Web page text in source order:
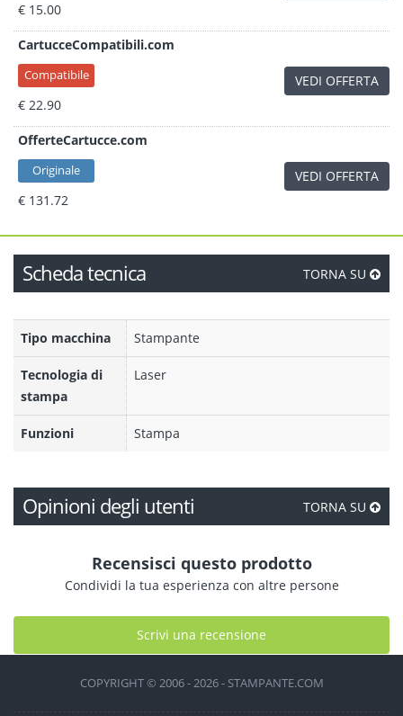
€ 15.00
CartucceCompatibili.com
Compatibile
€ 22.90
VEDI OFFERTA
OfferteCartucce.com
Originale
€ 131.72
VEDI OFFERTA
Scheda tecnica TORNA SU
Tipo macchina Stampante
Tecnologia di
stampa
Laser
Funzioni Stampa
Opinioni degli utenti TORNA SU
Recensisci questo prodotto
Condividi la tua esperienza con altre persone
Scrivi una recensione
COPYRIGHT © 2006 - 2026 - STAMPANTE.COM